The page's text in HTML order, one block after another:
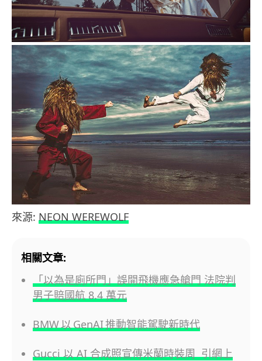
來源: NEON WEREWOLF
相關文章:
「以為是廁所門」誤開飛機應急艙門 法院判
男子賠國航 8.4 萬元
BMW 以 GenAI 推動智能駕駛新時代
Gucci 以 AI 合成照宣傳米蘭時裝周 引網上